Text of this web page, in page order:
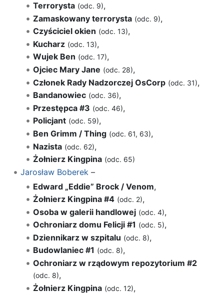
Terrorysta (odc. 9),
Zamaskowany terrorysta (odc. 9),
Czyściciel okien (odc. 13),
Kucharz (odc. 13),
Wujek Ben (odc. 17),
Ojciec Mary Jane (odc. 28),
Członek Rady Nadzorczej OsCorp (odc. 31),
Bandanowiec (odc. 36),
Przestępca #3 (odc. 46),
Policjant (odc. 59),
Ben Grimm / Thing (odc. 61, 63),
Nazista (odc. 62),
Żołnierz Kingpina (odc. 65)
Jarosław Boberek –
Edward „Eddie” Brock / Venom,
Żołnierz Kingpina #4 (odc. 2),
Osoba w galerii handlowej (odc. 4),
Ochroniarz domu Felicji #1 (odc. 5),
Dziennikarz w szpitalu (odc. 8),
Budowlaniec #1 (odc. 8),
Ochroniarz w rządowym repozytorium #2
(odc. 8),
Żołnierz Kingpina (odc. 12),